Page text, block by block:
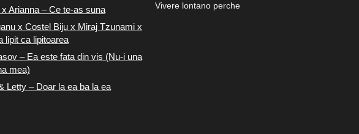
Vivere lontano perche
Arianna – Ce te-as suna
x Costel Biju x Miraj Tzunami x
lipit ca lipitoarea
– Ea este fata din vis (Nu-i una
mea)
Letty – Doar la ea ba la ea